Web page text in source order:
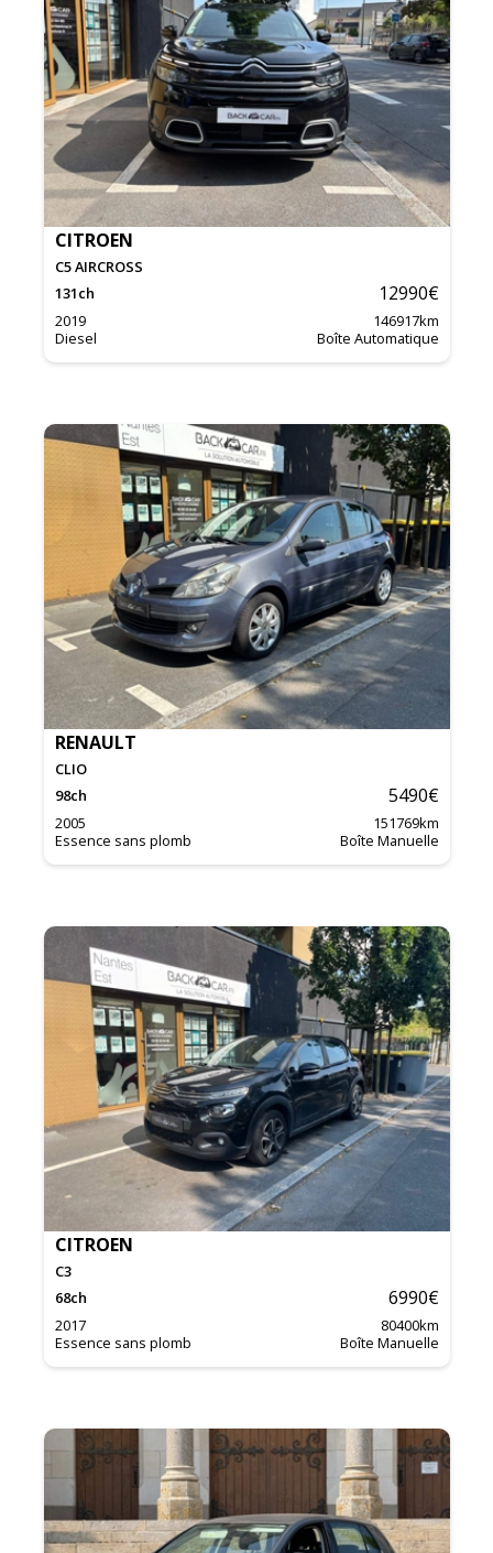
CITROEN
C5 AIRCROSS
131ch 12990€
2019 146917km
Diesel
Boîte Automatique
RENAULT
CLIO
98ch 5490€
2005 151769km
Essence sans plomb
Boîte Manuelle
CITROEN
C3
68ch 6990€
2017 80400km
Essence sans plomb
Boîte Manuelle